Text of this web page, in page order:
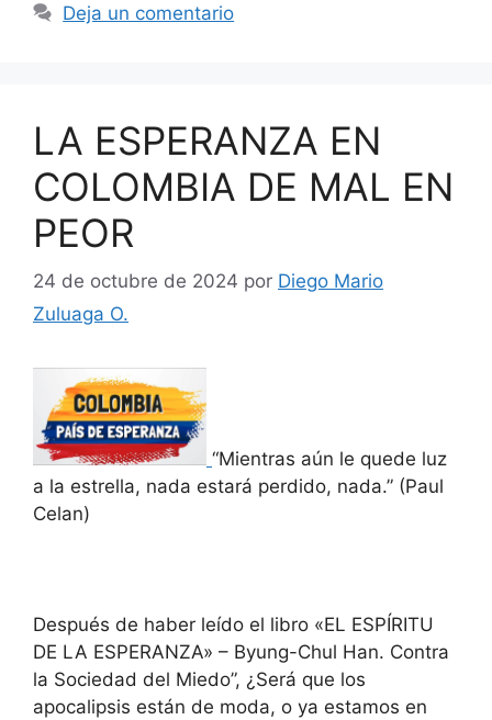
Deja un comentario
LA ESPERANZA EN
COLOMBIA DE MAL EN
PEOR
24 de octubre de 2024 por Diego Mario
Zuluaga O.
“Mientras aún le quede luz
a la estrella, nada estará perdido, nada.” (Paul
Celan)
Después de haber leído el libro «EL ESPÍRITU
DE LA ESPERANZA» – Byung-Chul Han. Contra
la Sociedad del Miedo”, ¿Será que los
apocalipsis están de moda, o ya estamos en